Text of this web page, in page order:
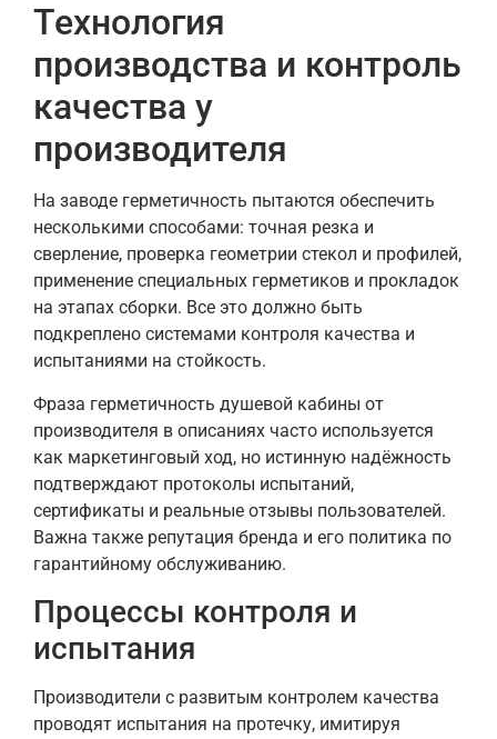
Технология
производства и контроль
качества у
производителя
На заводе герметичность пытаются обеспечить
несколькими способами: точная резка и
сверление, проверка геометрии стекол и профилей,
применение специальных герметиков и прокладок
на этапах сборки. Все это должно быть
подкреплено системами контроля качества и
испытаниями на стойкость.
Фраза герметичность душевой кабины от
производителя в описаниях часто используется
как маркетинговый ход, но истинную надёжность
подтверждают протоколы испытаний,
сертификаты и реальные отзывы пользователей.
Важна также репутация бренда и его политика по
гарантийному обслуживанию.
Процессы контроля и
испытания
Производители с развитым контролем качества
проводят испытания на протечку, имитируя